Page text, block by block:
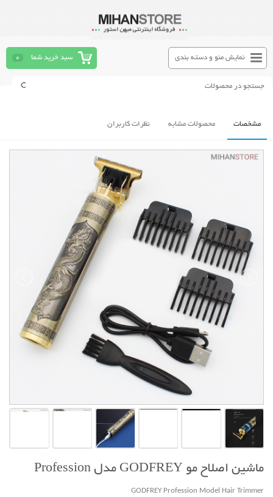
سبد خرید شما 0 نمایش منو و دسته بندی
مشخصات محصولات مشابه نظرات کاربران
ماشین اصلاح مو GODFREY مدل Profession
GODFREY Profession Model Hair Trimmer